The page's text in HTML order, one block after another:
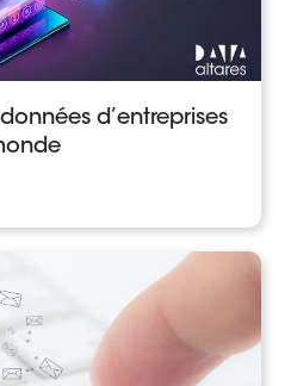
d’entreprises